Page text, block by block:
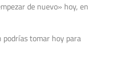
de nuevo» hoy, en
podrías tomar hoy para